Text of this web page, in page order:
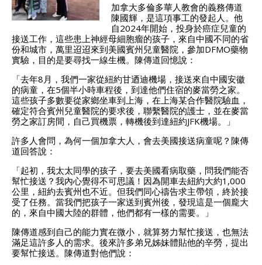
加拿大多倫多華人教會的義務傳道
陳國輝，是這項事工的發起人。他
自2024年開始，投身於癌症兒童的
接送工作，這些患上神經母細胞瘤的孩子，來自中國不同的省
份和城市，萬里迢迢來到美國賓州兒童醫院，參加DFMO藥物
實驗，目的是要尋找一線生機。陳傳道回憶說：
「去年8月，我們一家從紐約甘迺迪機場，接送來自中國安徽
的病童，在5個半小時車程後，到達他們住宿的麥當勞之家。
這些孩子多數要從家鄉坐車到上海，在上海某合作醫院驗血，
確定符合賓州兒童醫院的要求後，聯繫醫院的護士，並在麥當
勞之家訂房間，自己買機票，轉機後到達紐約JFK機場。」
許多人會問，為何一個加拿大人，會去美國接送病童呢？陳傳
道回答說：
「起初，我太太同學的孩子，要去美國看病取藥，問我們能否
幫忙接送？我內心覺得不可思議！因為開車去紐約大約1,000
公里，紐約去賓州也不近。但我們同心禱告求主帶領，終於接
受了任務。當我們把孩子一家送到賓州後，發現這是一個龐大
的，來自中國大陸的群體，他們都有一樣的需要。」
陳傳道感到自己的能力實在微小，就算努力幫忙接送，也無法
滿足這許多人的需求。後來許多弟兄姊妹體貼他的辛勞，提出
要幫忙接送。陳傳道對他們說：